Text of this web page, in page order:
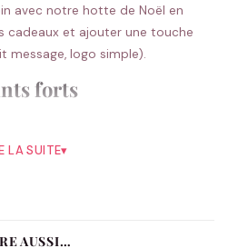
avec notre hotte de Noël en
cadeaux et ajouter une touche
message, logo simple).
forts
coton
LA SUITE▾
AUSSI…